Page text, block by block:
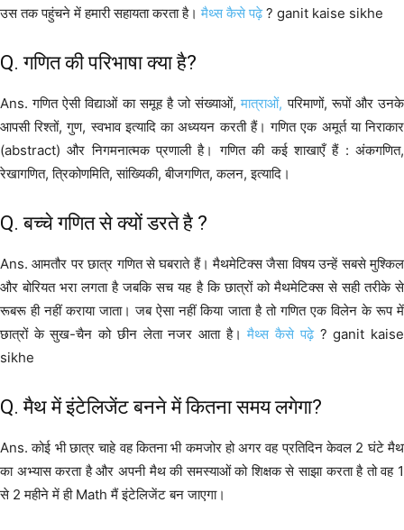
उस तक पहुंचने में हमारी सहायता करता है।मैथ्स कैसे पढ़े? ganit kaise sikhe
Q. गणित की परिभाषा क्या है?
Ans. गणित ऐसी विद्याओं का समूह है जो संख्याओं,मात्राओं, परिमाणों, रूपों और उनके
आपसी रिश्तों, गुण, स्वभाव इत्यादि का अध्ययन करती हैं। गणित एक अमूर्त या निराकार
(abstract) और निगमनात्मक प्रणाली है। गणित की कई शाखाएँ हैं : अंकगणित,
रेखागणित, त्रिकोणमिति, सांख्यिकी, बीजगणित, कलन, इत्यादि।
Q. बच्चे गणित से क्यों डरते है ?
Ans. आमतौर पर छात्र गणित से घबराते हैं। मैथमेटिक्स जैसा विषय उन्हें सबसे मुश्किल
और बोरियत भरा लगता है जबकि सच यह है कि छात्रों को मैथमेटिक्स से सही तरीके से
रूबरू ही नहीं कराया जाता। जब ऐसा नहीं किया जाता है तो गणित एक विलेन के रूप में
छात्रों के सुख-चैन को छीन लेता नजर आता है।मैथ्स कैसे पढ़े? ganit kaise
sikhe
Q. मैथ में इंटेलिजेंट बनने में कितना समय लगेगा?
Ans. कोई भी छात्र चाहे वह कितना भी कमजोर हो अगर वह प्रतिदिन केवल 2 घंटे मैथ
का अभ्यास करता है और अपनी मैथ की समस्याओं को शिक्षक से साझा करता है तो वह 1
से 2 महीने में ही Math मैं इंटेलिजेंट बन जाएगा।